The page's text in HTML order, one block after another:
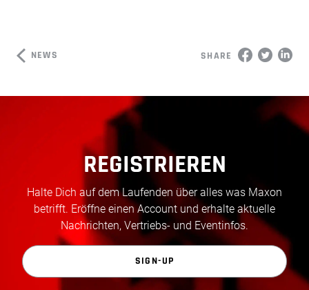
NEWS SHARE
REGISTRIEREN
Halte Dich auf dem Laufenden über alles was Maxon
betrifft. Eröffne einen Account und erhalte aktuelle
Nachrichten, Vertriebs- und Eventinfos.
SIGN-UP